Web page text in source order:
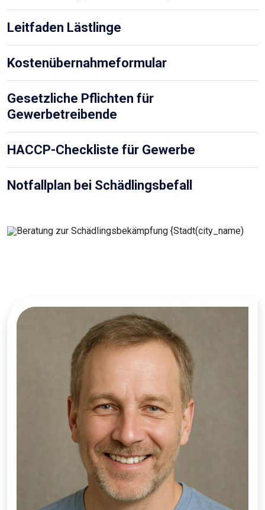
Leitfaden Lästlinge
Kostenübernahmeformular
Gesetzliche Pflichten für
Gewerbetreibende
HACCP-Checkliste für Gewerbe
Notfallplan bei Schädlingsbefall